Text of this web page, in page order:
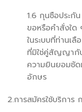
1.6 กุนซือประกั
ขอหรือคำสั่งใด
ในระบบที่ท่านเ
ที่มิใช่คู่สัญญากับ
ความยินยอมชั
อักษร
2.การสมัครใช้บริกา